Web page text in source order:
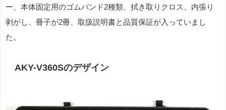
ー、本体固定用のゴムバンド2種類、拭き取りクロス、内張り
剥がし、冊子が2冊、取扱説明書と品質保証が入っていまし
た。
AKY-V360Sのデザイン